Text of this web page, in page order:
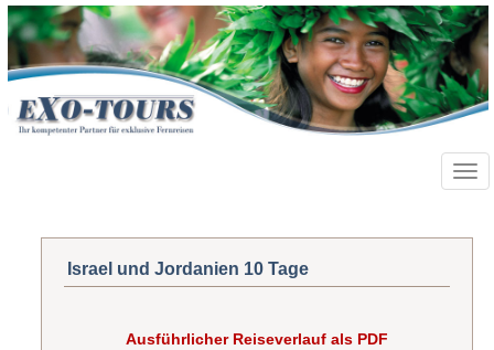
Israel und Jordanien 10 Tage
Ausführlicher Reiseverlauf als PDF